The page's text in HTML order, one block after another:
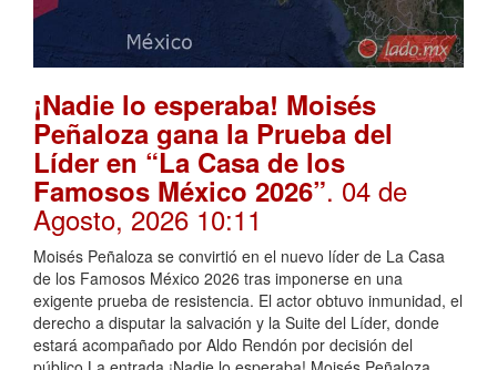
¡Nadie lo esperaba! Moisés
Peñaloza gana la Prueba del
Líder en “La Casa de los
Famosos México 2026”. 04 de
Agosto, 2026 10:11
Moisés Peñaloza se convirtió en el nuevo líder de La Casa
de los Famosos México 2026 tras imponerse en una
exigente prueba de resistencia. El actor obtuvo inmunidad, el
derecho a disputar la salvación y la Suite del Líder, donde
estará acompañado por Aldo Rendón por decisión del